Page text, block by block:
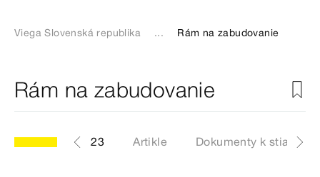
Viega Slovenská republika ... Rám na zabudovanie
Rám na zabudovanie
model 8350.23 Artikle Dokumenty k